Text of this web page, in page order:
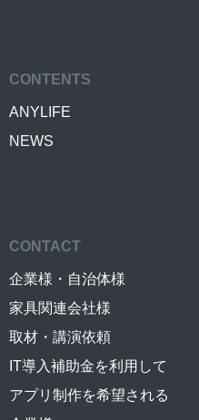
CONTENTS
ANYLIFE
NEWS
CONTACT
企業様・自治体様
家具関連会社様
取材・講演依頼
IT導入補助金を利用して
アプリ制作を希望される